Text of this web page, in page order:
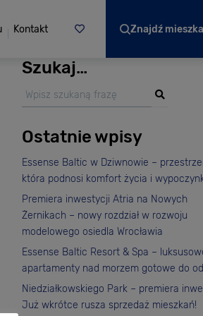
Kontakt Znajdź
Szukaj…
Ostatnie wpisy
Essense Baltic w Dziwnowie –
która podnosi komfort życia i
Premiera inwestycji Atria na Nowych
Żernikach – nowy rozdział w rozwoju
modelowego osiedla Wrocławia
Essense Baltic Resort & Spa –
apartamenty nad morzem gotowe do
Niedziałkowskiego Park – premiera
Już wkrótce rusza sprzedaż mieszkań!